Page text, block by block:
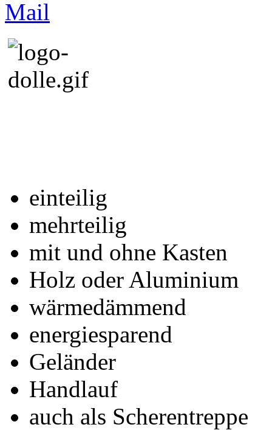
einteilig
mehrteilig
mit und ohne Kasten
Holz oder Aluminium
wärmedämmend
energiesparend
Geländer
Handlauf
auch als Scherentreppe